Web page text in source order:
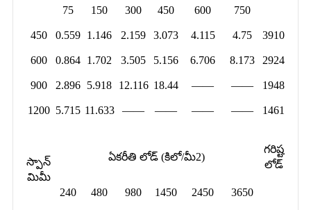
75 150 300 450 600 750
450 0.559 1.146 2.159 3.073 4.115 4.75 3910
600 0.864 1.702 3.505 5.156 6.706 8.173 2924
900 2.896 5.918 12.116 18.44 —— —— 1948
1200 5.715 11.633 —— —— —— —— 1461
స్పాన్
మిమీ
ఏకరీతి లోడ్ (కిలో/మీ2)
గరిష్ట
లోడ్
240 480 980 1450 2450 3650